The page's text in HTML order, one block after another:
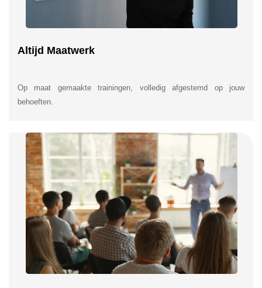
Altijd Maatwerk
Op maat gemaakte trainingen, volledig afgestemd op jouw
behoeften.